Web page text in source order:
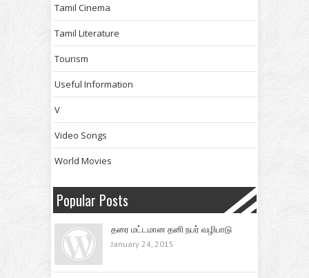
Tamil Cinema
Tamil Literature
Tourism
Useful Information
V
Video Songs
World Movies
Popular Posts
தரை மட்டமான தனி நபர் வழிபாடு
January 24, 2015